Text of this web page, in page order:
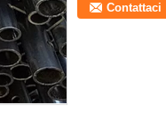
Contattaci